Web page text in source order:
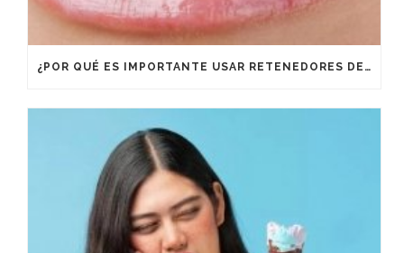
¿POR QUÉ ES IMPORTANTE USAR RETENEDORES DESPUÉS DE UN TRATAMIENTO DE ORTODONCIA?